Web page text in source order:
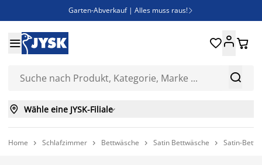
Garten-Abverkauf | Alles muss raus! 
Bist du Unternehmer? Entdecke JYSK-B2B
Esszimmerstuhl ADSLEV um nur 40€


 
 Wähle eine JYSK-Filiale
Home  Schlafzimmer  Bettwäsche  Satin Bettwäsche  Satin-